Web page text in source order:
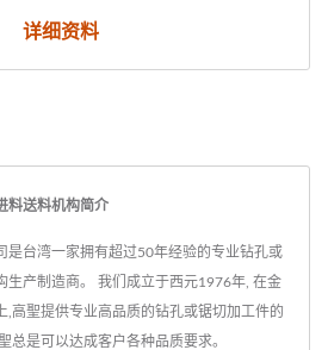
详细资料
料送料机构简介
是台湾一家拥有超过50年经验的专业钻孔或
生产制造商。 我们成立于西元1976年, 在金
,高聖提供专业高品质的钻孔或锯切加工件的
总是可以达成客户各种品质要求。